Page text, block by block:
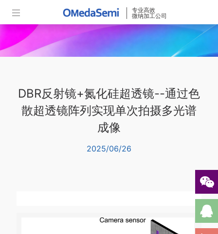
专业高效
微纳加工公司
DBR反射镜+氮化硅超透镜--通过色
散超透镜阵列实现单次拍摄多光谱
成像
2025/06/26